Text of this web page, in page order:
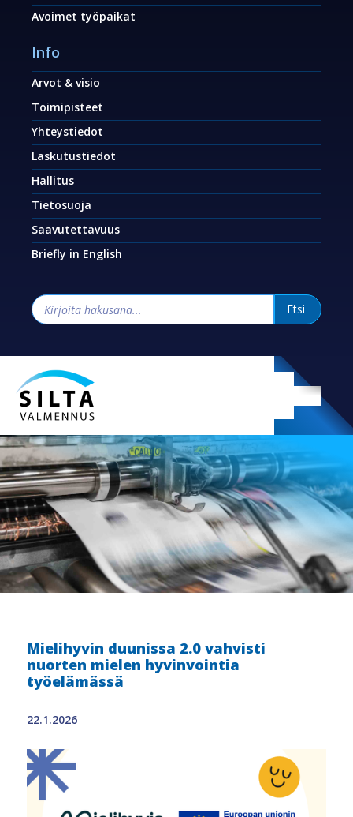
Avoimet työpaikat
Info
Arvot & visio
Toimipisteet
Yhteystiedot
Laskutustiedot
Hallitus
Tietosuoja
Saavutettavuus
Briefly in English
Mielihyvin duunissa 2.0 vahvisti
nuorten mielen hyvinvointia
työelämässä
22.1.2026